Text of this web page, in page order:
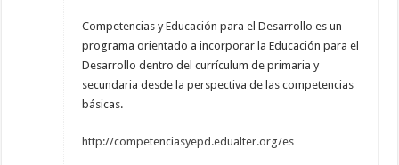
Competencias y Educación para el Desarrollo es un
programa orientado a incorporar la Educación para el
Desarrollo dentro del currículum de primaria y
secundaria desde la perspectiva de las competencias
básicas.
http://competenciasyepd.edualter.org/es